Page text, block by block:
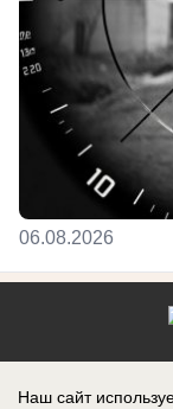
06.08.2026
Наш сайт